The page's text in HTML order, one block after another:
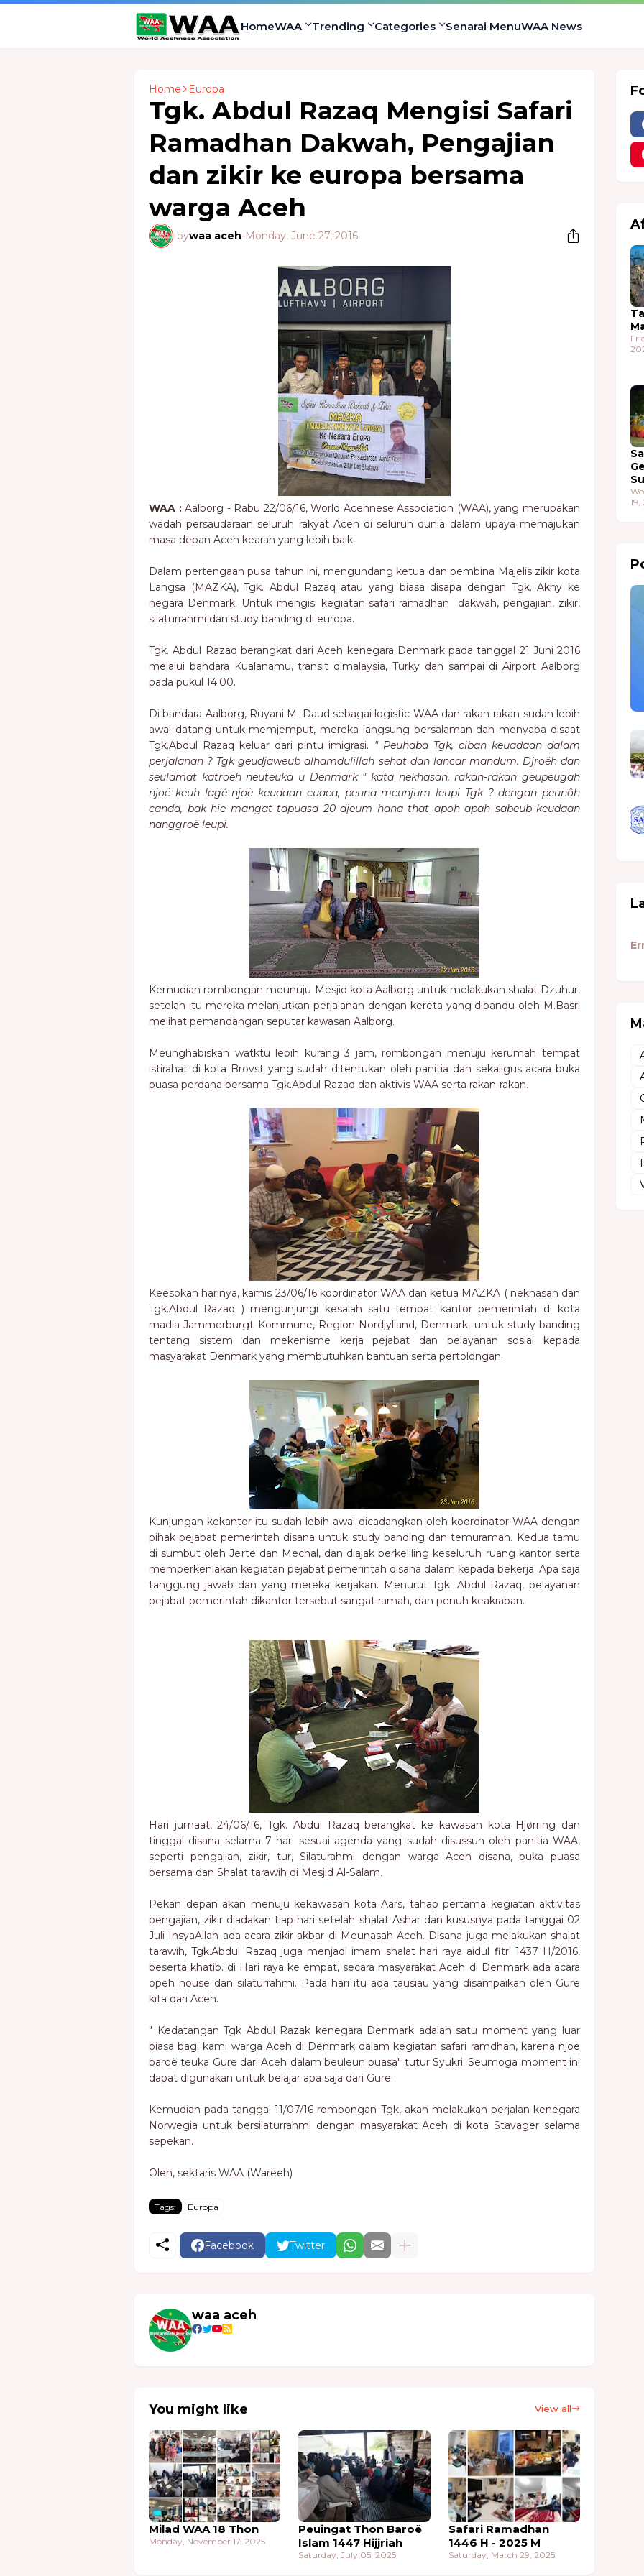
HomeWAA Trending Categories Senarai MenuWAA News
Home Europa
Tgk. Abdul Razaq Mengisi Safari
Ramadhan Dakwah, Pengajian
dan zikir ke europa bersama
warga Aceh
bywaa aceh-Monday, June 27, 2016
WAA :Aalborg - Rabu 22/06/16, World Acehnese Association (WAA), yang merupakan
wadah persaudaraan seluruh rakyat Aceh di seluruh dunia dalam upaya memajukan
masa depan Aceh kearah yang lebih baik.
Dalam pertengaan pusa tahun ini, mengundang ketua dan pembina Majelis zikir kota
Langsa (MAZKA), Tgk. Abdul Razaq atau yang biasa disapa dengan Tgk. Akhy ke
negara Denmark. Untuk mengisi kegiatan safari ramadhan dakwah, pengajian, zikir,
silaturrahmi dan study banding di europa.
Tgk. Abdul Razaq berangkat dari Aceh kenegara Denmark pada tanggal 21 Juni 2016
melalui bandara Kualanamu, transit dimalaysia, Turky dan sampai di Airport Aalborg
pada pukul 14:00.
Di bandara Aalborg, Ruyani M. Daud sebagai logistic WAA dan rakan-rakan sudah lebih
awal datang untuk memjemput, mereka langsung bersalaman dan menyapa disaat
Tgk.Abdul Razaq keluar dari pintu imigrasi. " Peuhaba Tgk, ciban keuadaan dalam
perjalanan ? Tgk geudjaweub alhamdulillah sehat dan lancar mandum. Djroëh dan
seulamat katroëh neuteuka u Denmark " kata nekhasan, rakan-rakan geupeugah
njoë keuh lagé njoë keudaan cuaca, peuna meunjum leupi Tgk ? dengan peunôh
canda, bak hie mangat tapuasa 20 djeum hana that apoh apah sabeub keudaan
nanggroë leupi.
Kemudian rombongan meunuju Mesjid kota Aalborg untuk melakukan shalat Dzuhur,
setelah itu mereka melanjutkan perjalanan dengan kereta yang dipandu oleh M.Basri
melihat pemandangan seputar kawasan Aalborg.
Meunghabiskan watktu lebih kurang 3 jam, rombongan menuju kerumah tempat
istirahat di kota Brovst yang sudah ditentukan oleh panitia dan sekaligus acara buka
puasa perdana bersama Tgk.Abdul Razaq dan aktivis WAA serta rakan-rakan.
Keesokan harinya, kamis 23/06/16 koordinator WAA dan ketua MAZKA ( nekhasan dan
Tgk.Abdul Razaq ) mengunjungi kesalah satu tempat kantor pemerintah di kota
madia Jammerburgt Kommune, Region Nordjylland, Denmark, untuk study banding
tentang sistem dan mekenisme kerja pejabat dan pelayanan sosial kepada
masyarakat Denmark yang membutuhkan bantuan serta pertolongan.
Kunjungan kekantor itu sudah lebih awal dicadangkan oleh koordinator WAA dengan
pihak pejabat pemerintah disana untuk study banding dan temuramah. Kedua tamu
di sumbut oleh Jerte dan Mechal, dan diajak berkeliling keseluruh ruang kantor serta
memperkenlakan kegiatan pejabat pemerintah disana dalam kepada bekerja. Apa saja
tanggung jawab dan yang mereka kerjakan. Menurut Tgk. Abdul Razaq, pelayanan
pejabat pemerintah dikantor tersebut sangat ramah, dan penuh keakraban.
Hari jumaat, 24/06/16, Tgk. Abdul Razaq berangkat ke kawasan kota Hjørring dan
tinggal disana selama 7 hari sesuai agenda yang sudah disussun oleh panitia WAA,
seperti pengajian, zikir, tur, Silaturahmi dengan warga Aceh disana, buka puasa
bersama dan Shalat tarawih di Mesjid Al-Salam.
Pekan depan akan menuju kekawasan kota Aars, tahap pertama kegiatan aktivitas
pengajian, zikir diadakan tiap hari setelah shalat Ashar dan kususnya pada tanggai 02
Juli InsyaAllah ada acara zikir akbar di Meunasah Aceh. Disana juga melakukan shalat
tarawih, Tgk.Abdul Razaq juga menjadi imam shalat hari raya aidul fitri 1437 H/2016,
beserta khatib. di Hari raya ke empat, secara masyarakat Aceh di Denmark ada acara
opeh house dan silaturrahmi. Pada hari itu ada tausiau yang disampaikan oleh Gure
kita dari Aceh.
" Kedatangan Tgk Abdul Razak kenegara Denmark adalah satu moment yang luar
biasa bagi kami warga Aceh di Denmark dalam kegiatan safari ramdhan, karena njoe
baroë teuka Gure dari Aceh dalam beuleun puasa" tutur Syukri. Seumoga moment ini
dapat digunakan untuk belajar apa saja dari Gure.
Kemudian pada tanggal 11/07/16 rombongan Tgk, akan melakukan perjalan kenegara
Norwegia untuk bersilaturrahmi dengan masyarakat Aceh di kota Stavager selama
sepekan.
Oleh, sektaris WAA (Wareeh)
Tags: Europa
Facebook Twitter
waa aceh
You might like View all
Milad WAA 18 Thon
Monday, November 17, 2025
Peuingat Thon Baroë
Islam 1447 Hijjriah
Saturday, July 05, 2025
Safari Ramadhan
1446 H - 2025 M
Saturday, March 29, 2025
19,